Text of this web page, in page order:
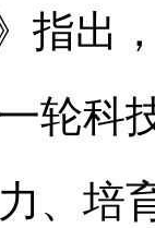
指出
轮科
、培